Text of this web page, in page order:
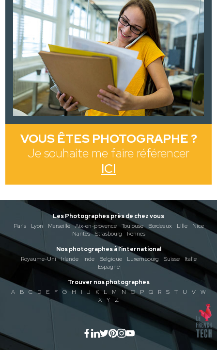
VOUS ÊTES PHOTOGRAPHE ?
Je souhaite me faire référencer
ICI
Les Photographes près de chez vous
Paris
Lyon Marseille Aix-en-provence Toulouse Bordeaux Lille
Nice
Nantes
Strasbourg
Rennes
Nos photographes à l'international
Royaume-Uni
Irlande Inde Belgique Luxembourg Suisse
Italie
Espagne
Trouver nos photographes
A
B C D E F G H I J K L M N O P Q R S T U V
W
X
Y Z